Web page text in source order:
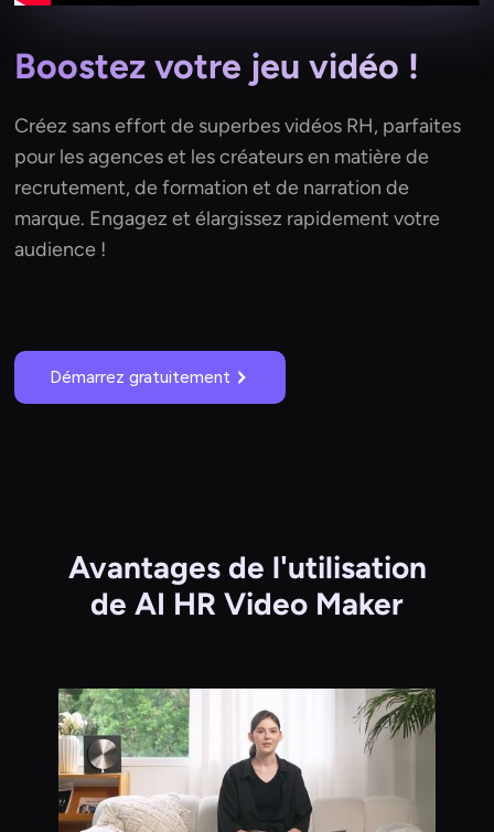
Boostez votre jeu vidéo !
Créez sans effort de superbes vidéos RH, parfaites
pour les agences et les créateurs en matière de
recrutement, de formation et de narration de
marque. Engagez et élargissez rapidement votre
audience !
Démarrez gratuitement
Avantages de l'utilisation
de AI HR Video Maker